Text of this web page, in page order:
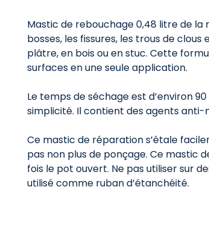
Mastic de rebouchage 0,48 litre de la
bosses, les fissures, les trous de
plâtre, en bois ou en stuc. Cette
surfaces en une seule application.
Le temps de séchage est d’environ
simplicité. Il contient des agents
Ce mastic de réparation s’étale
pas non plus de ponçage. Ce mastic
fois le pot ouvert. Ne pas utiliser sur
utilisé comme ruban d’étanchéité.